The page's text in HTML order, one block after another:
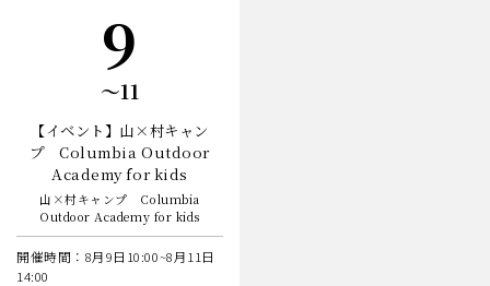
9
〜11
【イベント】山×村キャン
プ Columbia Outdoor
Academy for kids
山×村キャンプ Columbia
Outdoor Academy for kids
開催時間：8月9日10:00~8月11日
14:00